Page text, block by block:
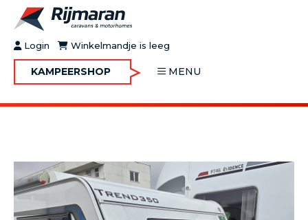
Login Winkelmandje is leeg
KAMPEERSHOP MENU
OVER RIJMARAN
FAQ
CONTACT
MOTORHOMES